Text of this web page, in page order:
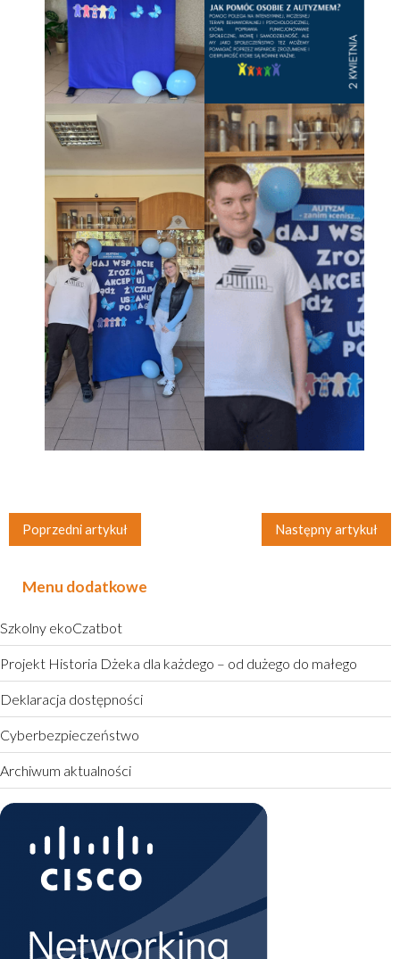
Menu dodatkowe
Szkolny ekoCzatbot
Projekt Historia Dżeka dla każdego – od dużego do małego
Deklaracja dostępności
Cyberbezpieczeństwo
Archiwum aktualności
Poprzedni artykuł Następny artykuł